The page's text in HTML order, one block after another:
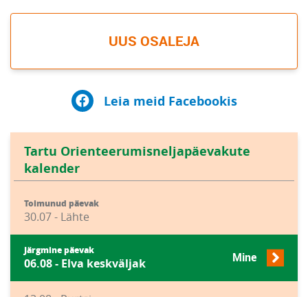
UUS OSALEJA
Leia meid Facebookis
Tartu Orienteerumisneljapäevakute
kalender
Toimunud päevak
30.07 - Lähte
Järgmine päevak
06.08 - Elva keskväljak Mine